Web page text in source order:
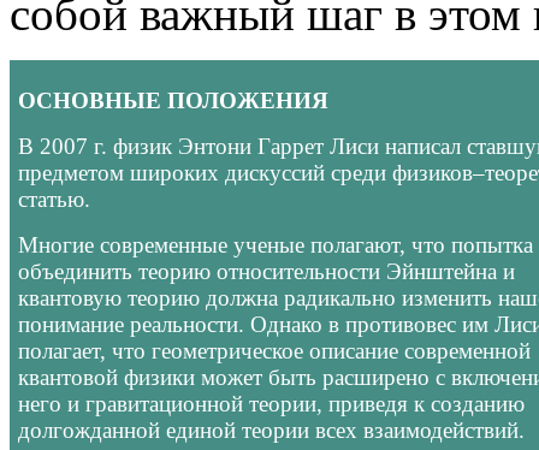
собой важный шаг в этом
ОСНОВНЫЕ ПОЛОЖЕНИЯ
В 2007 г. физик Энтони Гаррет Лиси написал
предметом широких дискуссий среди
статью.
Многие современные ученые полагают, что попытка
объединить теорию относительности Эйнштейна и
квантовую теорию должна радикально изменить
понимание реальности. Однако в противовес им
полагает, что геометрическое описание современной
квантовой физики может быть расширено с
него и гравитационной теории, приведя к созданию
долгожданной единой теории всех взаимодействий.